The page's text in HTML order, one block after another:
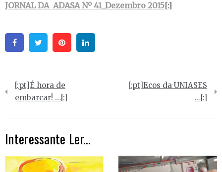
JORNAL DA ADASA Nº 41_Dezembro 2015[:]
FacebookTwitter Pinterest
Navegação
de
[:pt]É hora de
embarcar! …[:]
[:pt]Ecos da UNIASES
…[:]
Interessante Ler...